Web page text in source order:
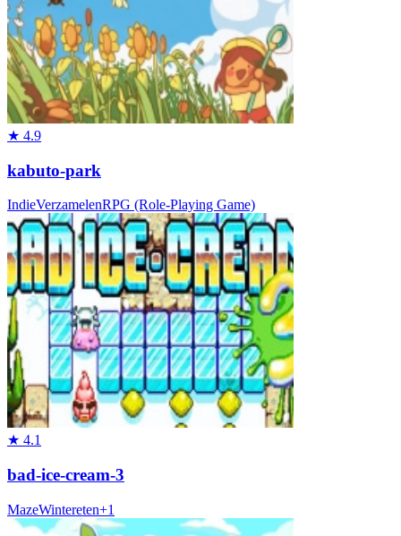
★ 4.9
kabuto-park
IndieVerzamelenRPG (Role-Playing Game)
★ 4.1
bad-ice-cream-3
MazeWintereten+1